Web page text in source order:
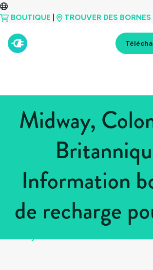
BOUTIQUE TROUVER DES BORNES
Midway,
Information
de recharge
> Colombie-